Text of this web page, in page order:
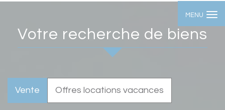
MENU
votre recherche de biens
Vente Offres locations vacances